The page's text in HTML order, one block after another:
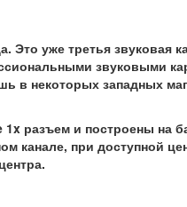
уже третья звуковая
звуковыми
в некоторых западных
разъем и построены на
канале, при доступной